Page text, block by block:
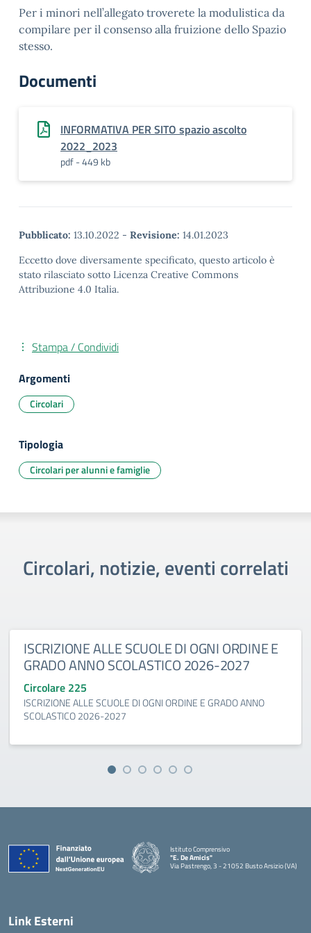
Per i minori nell’allegato troverete la modulistica da
compilare per il consenso alla fruizione dello Spazio
stesso.
Documenti
INFORMATIVA PER SITO spazio ascolto
2022_2023
pdf - 449 kb
Pubblicato: 13.10.2022 - Revisione: 14.01.2023
Eccetto dove diversamente specificato, questo articolo è
stato rilasciato sotto Licenza Creative Commons
Attribuzione 4.0 Italia.
Stampa / Condividi
Argomenti
Circolari
Tipologia
Circolari per alunni e famiglie
Circolari, notizie, eventi correlati
ISCRIZIONE ALLE SCUOLE DI OGNI ORDINE E
GRADO ANNO SCOLASTICO 2026-2027
Circolare 225
ISCRIZIONE ALLE SCUOLE DI OGNI ORDINE E GRADO ANNO
SCOLASTICO 2026-2027
Istituto Comprensivo
"E. De Amicis"
Via Pastrengo, 3 - 21052 Busto Arsizio (VA)
Link Esterni